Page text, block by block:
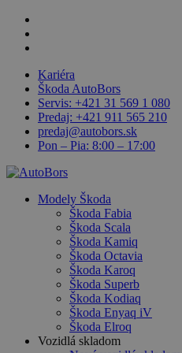
Skip
main
Kariéra
Škoda AutoBors
Servis: +421 31 569 1 080
Predaj: +421 911 565 210
predaj@autobors.sk
Pon – Pia: 8:00 – 17:00
search
Menu
Modely Škoda
Škoda Fabia
Škoda Scala
Škoda Kamiq
Škoda Octavia
Škoda Karoq
Škoda Superb
Škoda Kodiaq
Škoda Enyaq iV
Škoda Elroq
Vozidlá skladom